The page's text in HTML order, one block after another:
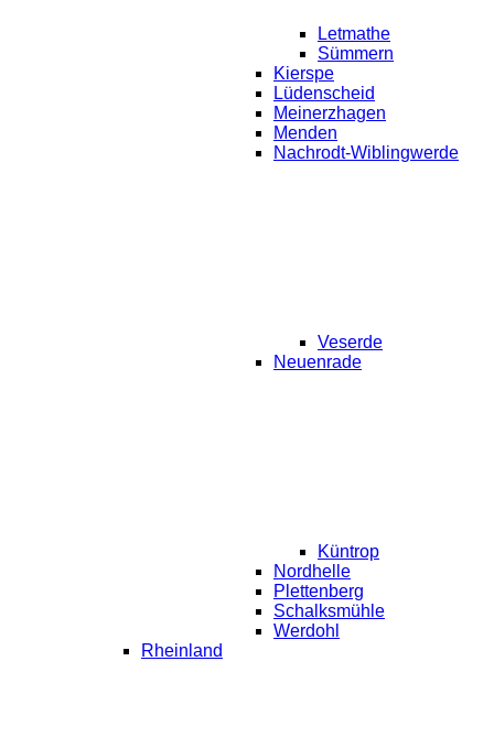
Letmathe
Sümmern
Kierspe
Lüdenscheid
Meinerzhagen
Menden
Nachrodt-Wiblingwerde
Veserde
Neuenrade
Küntrop
Nordhelle
Plettenberg
Schalksmühle
Werdohl
Rheinland